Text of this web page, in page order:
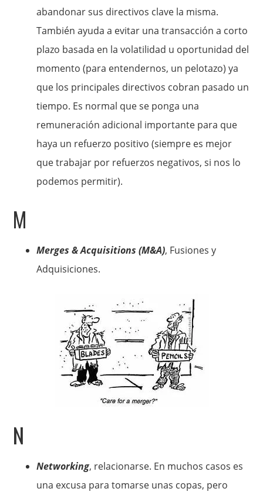
abandonar sus directivos clave la misma.
También ayuda a evitar una transacción a corto
plazo basada en la volatilidad u oportunidad del
momento (para entendernos, un pelotazo) ya
que los principales directivos cobran pasado un
tiempo. Es normal que se ponga una
remuneración adicional importante para que
haya un refuerzo positivo (siempre es mejor
que trabajar por refuerzos negativos, si nos lo
podemos permitir).
M
Merges & Acquisitions (M&A), Fusiones y
Adquisiciones.
N
Networking, relacionarse. En muchos casos es
una excusa para tomarse unas copas, pero